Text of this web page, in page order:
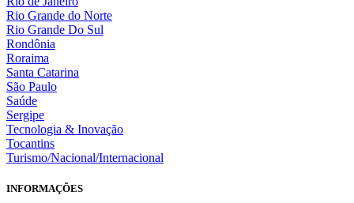
Rio Grande do Norte
Rio Grande Do Sul
Rondônia
Roraima
Santa Catarina
São Paulo
Saúde
Sergipe
Tecnologia & Inovação
Tocantins
Turismo/Nacional/Internacional
INFORMAÇÕES